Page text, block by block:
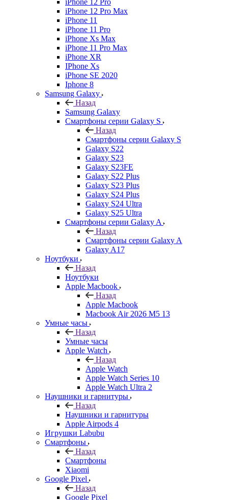
iPhone 12 Pro
iPhone 12 Pro Max
iPhone 11
iPhone 11 Pro
iPhone Xs Max
iPhone 11 Pro Max
iPhone XR
IPhone Xs
iPhone SE 2020
Iphone 8
Samsung Galaxy
Назад
Samsung Galaxy
Смартфоны серии Galaxy S
Назад
Смартфоны серии Galaxy S
Galaxy S22
Galaxy S23
Galaxy S23FE
Galaxy S22 Plus
Galaxy S23 Plus
Galaxy S24 Plus
Galaxy S24 Ultra
Galaxy S25 Ultra
Смартфоны серии Galaxy A
Назад
Смартфоны серии Galaxy A
Galaxy A17
Ноутбуки
Назад
Ноутбуки
Apple Macbook
Назад
Apple Macbook
Macbook Air 2026 M5 13
Умные часы
Назад
Умные часы
Apple Watch
Назад
Apple Watch
Apple Watch Series 10
Apple Watch Ultra 2
Наушники и гарнитуры
Назад
Наушники и гарнитуры
Apple Airpods 4
Игрушки Labubu
Смартфоны
Назад
Смартфоны
Xiaomi
Google Pixel
Назад
Google Pixel